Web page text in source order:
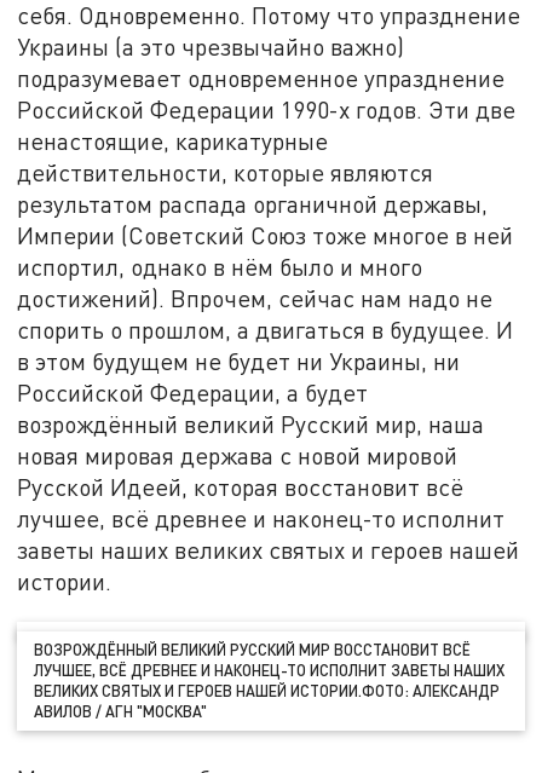
себя. Одновременно. Потому что упразднение
Украины (а это чрезвычайно важно)
подразумевает одновременное упразднение
Российской Федерации 1990-х годов. Эти две
ненастоящие, карикатурные
действительности, которые являются
результатом распада органичной державы,
Империи (Советский Союз тоже многое в ней
испортил, однако в нём было и много
достижений). Впрочем, сейчас нам надо не
спорить о прошлом, а двигаться в будущее. И
в этом будущем не будет ни Украины, ни
Российской Федерации, а будет
возрождённый великий Русский мир, наша
новая мировая держава с новой мировой
Русской Идеей, которая восстановит всё
лучшее, всё древнее и наконец-то исполнит
заветы наших великих святых и героев нашей
истории.
ВОЗРОЖДЁННЫЙ ВЕЛИКИЙ РУССКИЙ МИР ВОССТАНОВИТ ВСЁ
ЛУЧШЕЕ, ВСЁ ДРЕВНЕЕ И НАКОНЕЦ-ТО ИСПОЛНИТ ЗАВЕТЫ НАШИХ
ВЕЛИКИХ СВЯТЫХ И ГЕРОЕВ НАШЕЙ ИСТОРИИ.ФОТО: АЛЕКСАНДР
АВИЛОВ / АГН "МОСКВА"